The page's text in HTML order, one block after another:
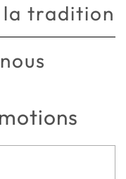
la tradition